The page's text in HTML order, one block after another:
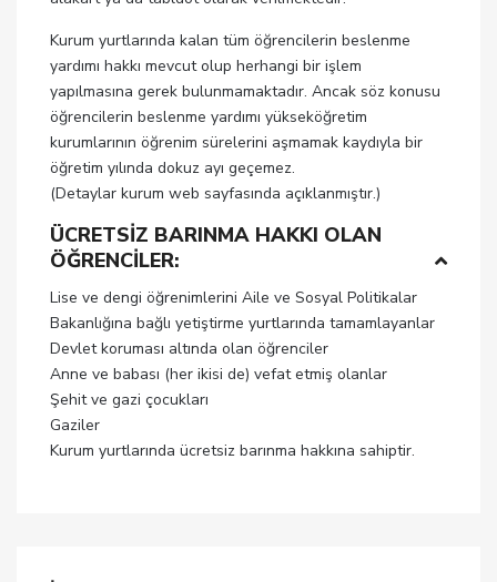
Kurum yurtlarında kalan tüm öğrencilerin beslenme
yardımı hakkı mevcut olup herhangi bir işlem
yapılmasına gerek bulunmamaktadır. Ancak söz konusu
öğrencilerin beslenme yardımı yükseköğretim
kurumlarının öğrenim sürelerini aşmamak kaydıyla bir
öğretim yılında dokuz ayı geçemez.
(Detaylar kurum web sayfasında açıklanmıştır.)
ÜCRETSİZ BARINMA HAKKI OLAN
ÖĞRENCİLER:
Lise ve dengi öğrenimlerini Aile ve Sosyal Politikalar
Bakanlığına bağlı yetiştirme yurtlarında tamamlayanlar
Devlet koruması altında olan öğrenciler
Anne ve babası (her ikisi de) vefat etmiş olanlar
Şehit ve gazi çocukları
Gaziler
Kurum yurtlarında ücretsiz barınma hakkına sahiptir.